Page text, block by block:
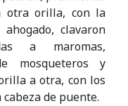
otra orilla, con la
clavaron
a maromas,
mosqueteros y
a otra, con los
de puente.